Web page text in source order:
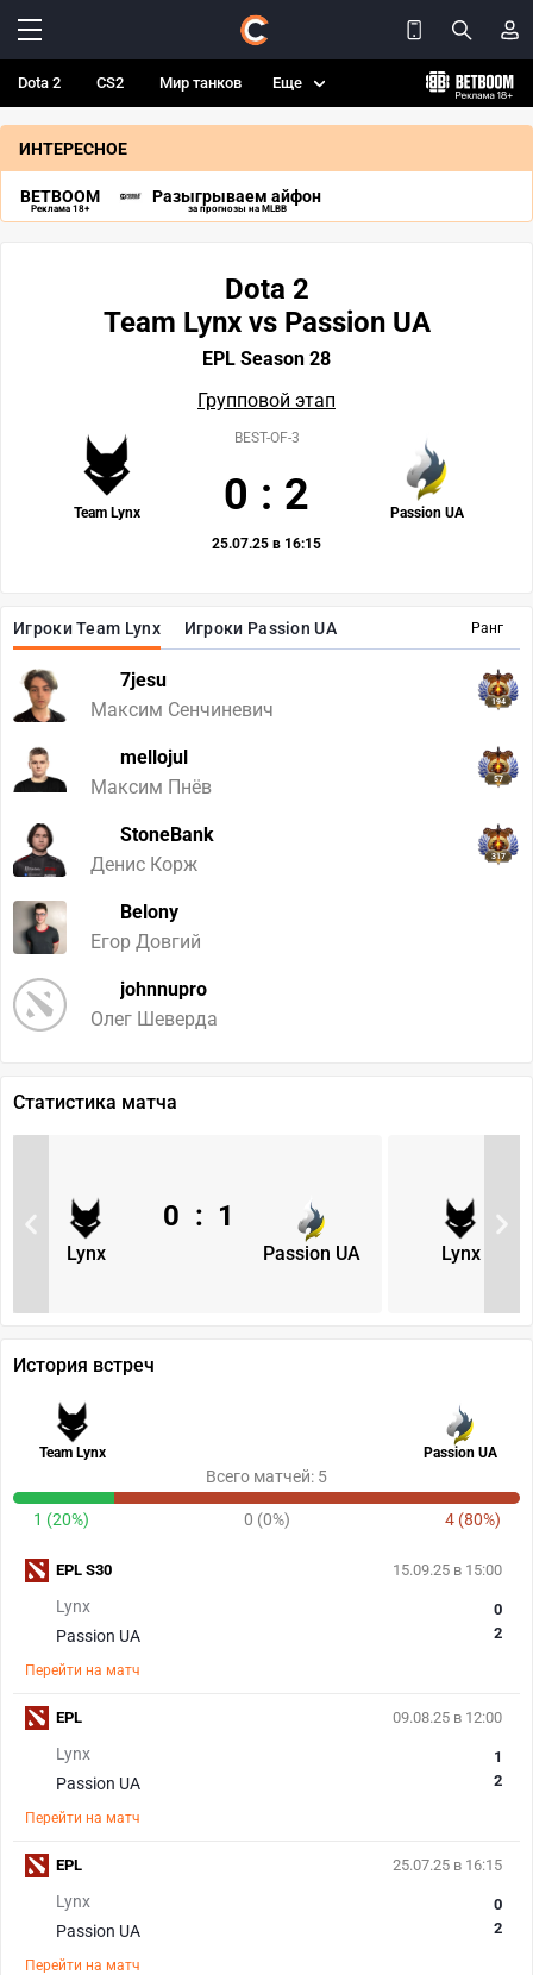
Dota 2 CS2 Мир танков Еще
ИНТЕРЕСНОЕ
BETBOOM
Реклама 18+
Разыгрываем айфон
за прогнозы на MLBB
Ранг
Игроки Team Lynx Игроки Passion UA
7jesu
Максим Сенчиневич
194
mellojul
Максим Пнёв
57
StoneBank
Денис Корж
317
Belony
Егор Довгий
johnnupro
Олег Шеверда
Dota 2
Team Lynx vs Passion UA
EPL Season 28
Групповой этап
Team Lynx Passion UA
BEST-OF-3
0 : 2
25.07.25 в 16:15
Статистика матча
Lynx Passion UA
0 : 1
Lynx
История встреч
Team Lynx Passion UA
Всего матчей: 5
1 (20%) 0 (0%) 4 (80%)
15.09.25 в 15:00
Lynx
Passion UA
0
2
Перейти на матч
EPL S30
09.08.25 в 12:00
Lynx
Passion UA
1
2
Перейти на матч
EPL
25.07.25 в 16:15
Lynx
Passion UA
0
2
Перейти на матч
EPL